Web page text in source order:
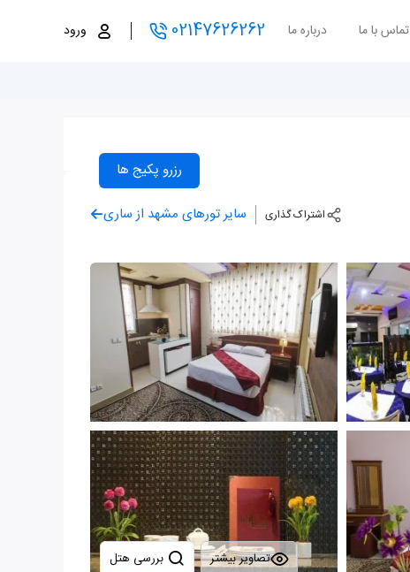
تماس با ما درباره ما 02147626262 ورود
رزرو پکیج ها
اشتراک گذاری سایر تورهای مشهد از ساری
تصاویر بیشتر